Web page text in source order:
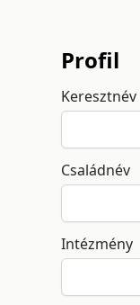
Profil
Keresztnév
Családnév
Intézmény